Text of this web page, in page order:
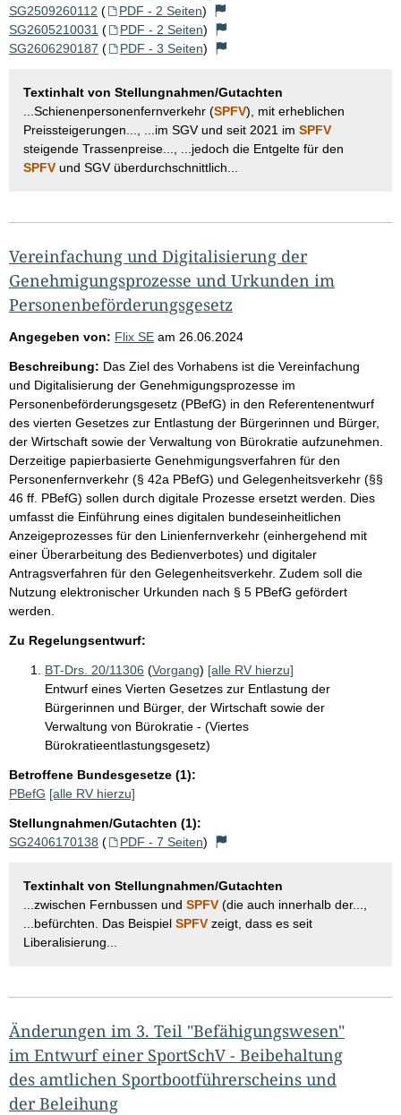
SG2509260112 ( PDF - 2 Seiten)
SG2605210031 ( PDF - 2 Seiten)
SG2606290187 ( PDF - 3 Seiten)
Textinhalt von Stellungnahmen/Gutachten
...Schienenpersonenfernverkehr (SPFV), mit erheblichen
Preissteigerungen..., ...im SGV und seit 2021 im SPFV
steigende Trassenpreise..., ...jedoch die Entgelte für den
SPFV und SGV überdurchschnittlich...
Vereinfachung und Digitalisierung der
Genehmigungsprozesse und Urkunden im
Personenbeförderungsgesetz
Angegeben von: Flix SE am 26.06.2024
Beschreibung: Das Ziel des Vorhabens ist die Vereinfachung
und Digitalisierung der Genehmigungsprozesse im
Personenbeförderungsgesetz (PBefG) in den Referentenentwurf
des vierten Gesetzes zur Entlastung der Bürgerinnen und Bürger,
der Wirtschaft sowie der Verwaltung von Bürokratie aufzunehmen.
Derzeitige papierbasierte Genehmigungsverfahren für den
Personenfernverkehr (§ 42a PBefG) und Gelegenheitsverkehr (§§
46 ff. PBefG) sollen durch digitale Prozesse ersetzt werden. Dies
umfasst die Einführung eines digitalen bundeseinheitlichen
Anzeigeprozesses für den Linienfernverkehr (einhergehend mit
einer Überarbeitung des Bedienverbotes) und digitaler
Antragsverfahren für den Gelegenheitsverkehr. Zudem soll die
Nutzung elektronischer Urkunden nach § 5 PBefG gefördert
werden.
Zu Regelungsentwurf:
BT-Drs. 20/11306 (Vorgang) [alle RV hierzu]
Entwurf eines Vierten Gesetzes zur Entlastung der
Bürgerinnen und Bürger, der Wirtschaft sowie der
Verwaltung von Bürokratie - (Viertes
Bürokratieentlastungsgesetz)
Betroffene Bundesgesetze (1):
PBefG [alle RV hierzu]
Stellungnahmen/Gutachten (1):
SG2406170138 ( PDF - 7 Seiten)
Textinhalt von Stellungnahmen/Gutachten
...zwischen Fernbussen und SPFV (die auch innerhalb der...,
...befürchten. Das Beispiel SPFV zeigt, dass es seit
Liberalisierung...
Änderungen im 3. Teil "Befähigungswesen"
im Entwurf einer SportSchV - Beibehaltung
des amtlichen Sportbootführerscheins und
der Beleihung